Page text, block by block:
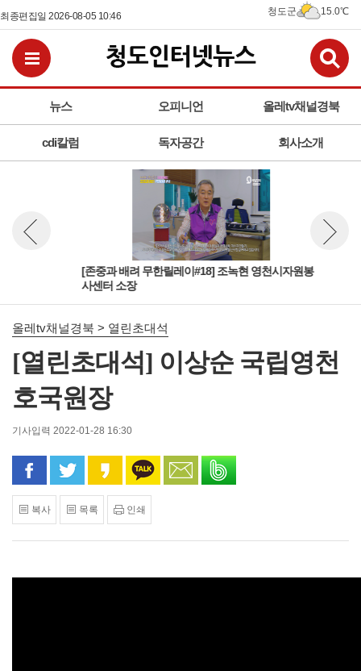
최종편집일 2026-08-05 10:46 청도군 15.0℃
뉴스 오피니언 올레tv채널경북
cdi칼럼 독자공간 회사소개
전체메뉴보기
[존중과 배려 무한릴레이#18] 조녹현 영천시자원봉
사센터 소장
뉴스 이전보기 뉴스 다
올레tv채널경북 > 열린초대석
[열린초대석] 이상순 국립영천
호국원장
기사입력 2022-01-28 16:30
페이스북으로 공유
트위터로 공유카카오 스토리로 공유
카카오톡으로 공유
문자로 공유
복사 목록 인쇄